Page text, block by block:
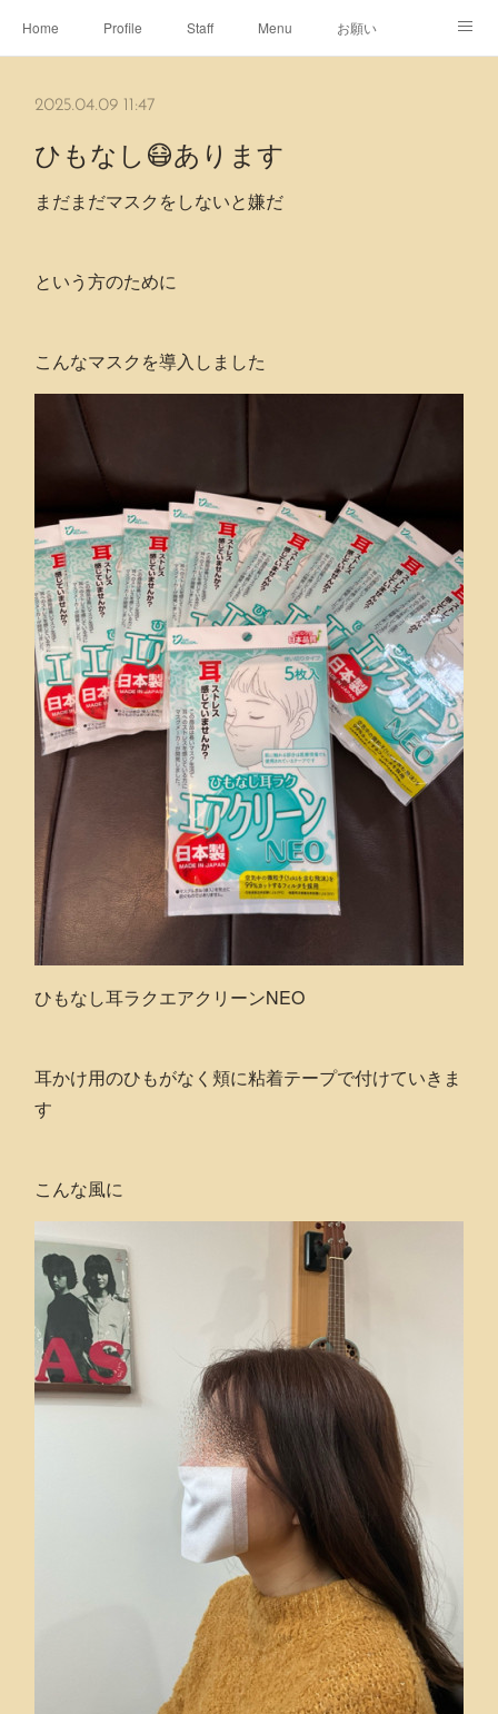
Home Profile Staff Menu お願い
2025.04.09 11:47
ひもなし😷あります
まだまだマスクをしないと嫌だ
という方のために
こんなマスクを導入しました
ひもなし耳ラクエアクリーンNEO
耳かけ用のひもがなく頬に粘着テープで付けていきま
す
こんな風に